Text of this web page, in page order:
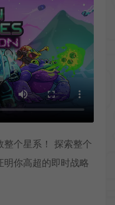
整个星系！ 探索整个
明你高超的即时战略